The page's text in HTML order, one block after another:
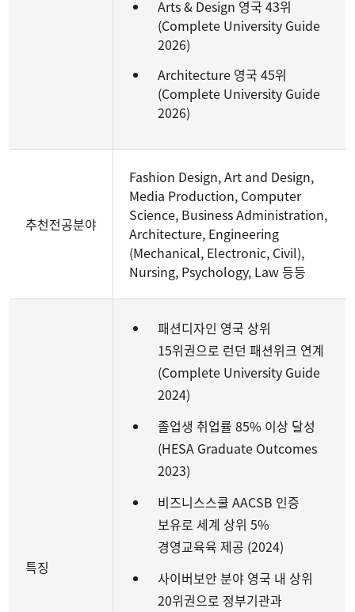
Arts & Design 영국 43위
(Complete University Guide
2026)
Architecture 영국 45위
(Complete University Guide
2026)
추천전공분야
Fashion Design, Art and Design,
Media Production, Computer
Science, Business Administration,
Architecture, Engineering
(Mechanical, Electronic, Civil),
Nursing, Psychology, Law 등등
특징
패션디자인 영국 상위
15위권으로 런던 패션위크 연계
(Complete University Guide
2024)
졸업생 취업률 85% 이상 달성
(HESA Graduate Outcomes
2023)
비즈니스스쿨 AACSB 인증
보유로 세계 상위 5%
경영교육육 제공 (2024)
사이버보안 분야 영국 내 상위
20위권으로 정부기관과